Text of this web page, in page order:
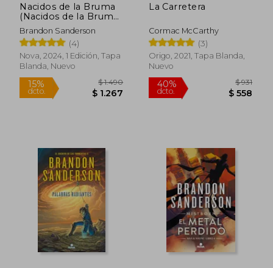
Nacidos de la Bruma
(Nacidos de la Bruma
[Mistborn] 1)
Brandon Sanderson
(4)
Nova, 2024, 1 Edición, Tapa
Blanda, Nuevo
15%
dcto. $ 1.267
Rápido
La Carretera
Cormac McCarthy
(3)
Origo, 2021, Tapa Blanda,
Nuevo
40%
dcto.